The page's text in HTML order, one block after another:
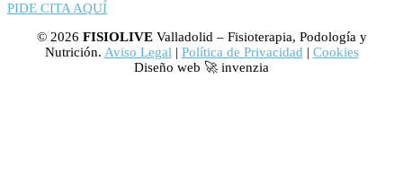
PIDE CITA AQUÍ
© 2026 FISIOLIVEValladolid – Fisioterapia, Podología y
Nutrición. Aviso Legal | Política de Privacidad | Cookies
Diseño web 🚀 invenzia